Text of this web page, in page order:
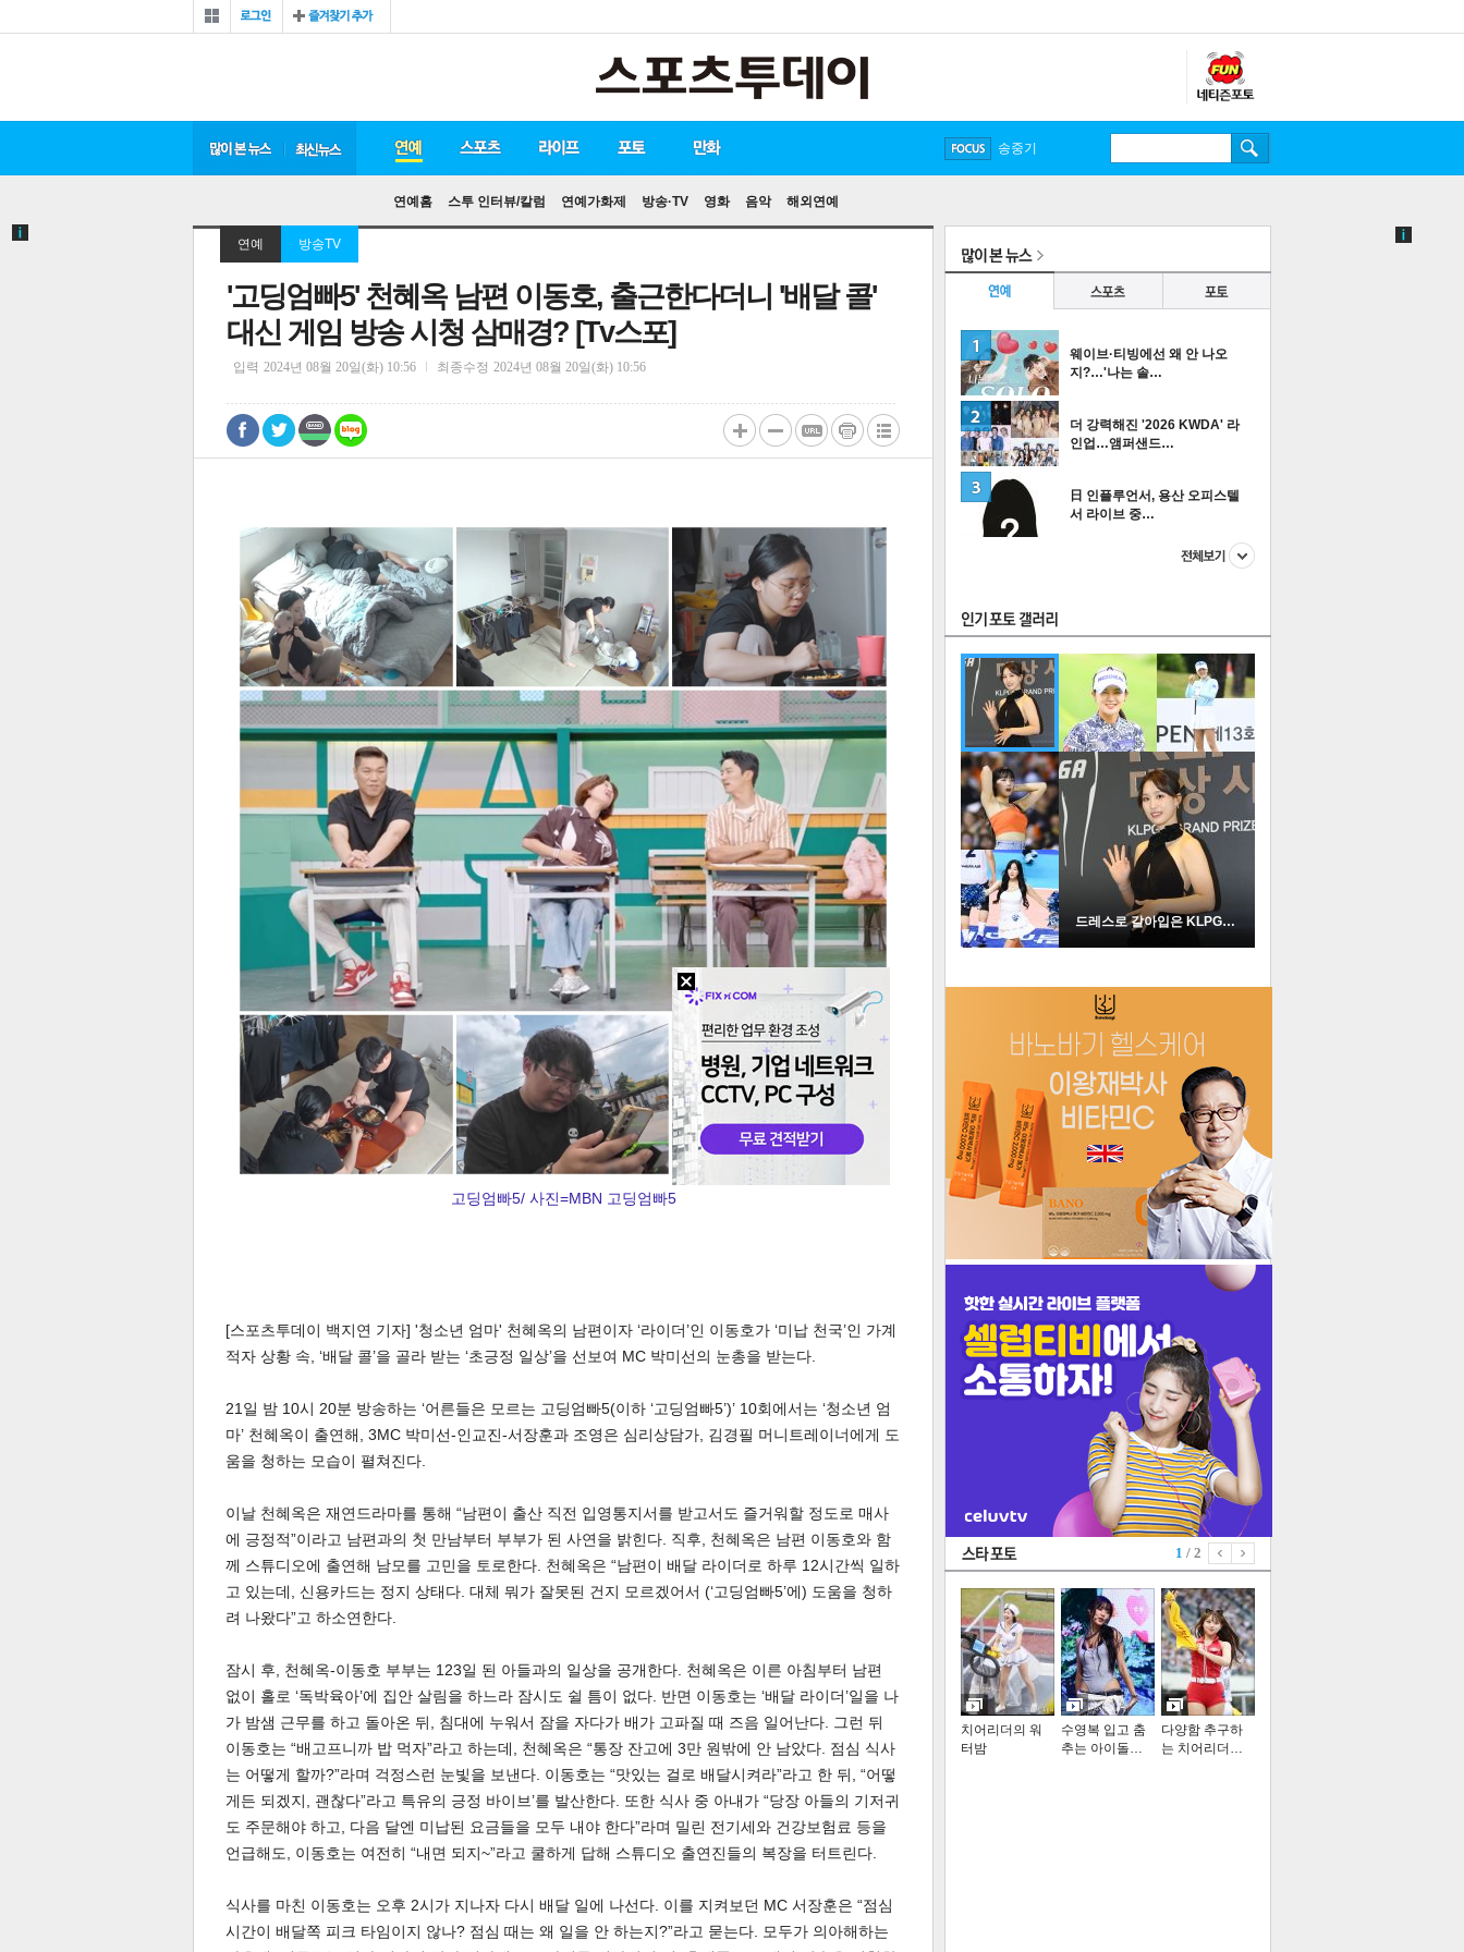
로그 즐겨찾기
많이 본 뉴스 최신 뉴스 연예
연예홈 스투 인터뷰/칼럼 연예가화제 방송·TV 영화 음악 해외연예
스포츠 라이프 포토
만화
FOCUS
송중기
연예 방송TV
'고딩엄빠5' 천혜옥 남편 이동호, 출근한다더니 '배달 콜'
대신 게임 방송 시청 삼매경? [Tv스포]
입력 2024년 08월 20일(화) 10:56 최종수정 2024년 08월 20일(화) 10:56
밴드 네이
0
텍스 텍스 url 복 인쇄 목록
고딩엄빠5/ 사진=MBN 고딩엄빠5
[스포츠투데이 백지연 기자] '청소년 엄마' 천혜옥의 남편이자 ‘라이더’인 이동호가 ‘미납 천국’인 가계
적자 상황 속, ‘배달 콜’을 골라 받는 ‘초긍정 일상’을 선보여 MC 박미선의 눈총을 받는다.
21일 밤 10시 20분 방송하는 ‘어른들은 모르는 고딩엄빠5(이하 ‘고딩엄빠5’)’ 10회에서는 ‘청소년 엄
마’ 천혜옥이 출연해, 3MC 박미선-인교진-서장훈과 조영은 심리상담가, 김경필 머니트레이너에게 도
움을 청하는 모습이 펼쳐진다.
이날 천혜옥은 재연드라마를 통해 “남편이 출산 직전 입영통지서를 받고서도 즐거워할 정도로 매사
에 긍정적”이라고 남편과의 첫 만남부터 부부가 된 사연을 밝힌다. 직후, 천혜옥은 남편 이동호와 함
께 스튜디오에 출연해 남모를 고민을 토로한다. 천혜옥은 “남편이 배달 라이더로 하루 12시간씩 일하
고 있는데, 신용카드는 정지 상태다. 대체 뭐가 잘못된 건지 모르겠어서 (‘고딩엄빠5’에) 도움을 청하
려 나왔다”고 하소연한다.
잠시 후, 천혜옥-이동호 부부는 123일 된 아들과의 일상을 공개한다. 천혜옥은 이른 아침부터 남편
없이 홀로 ‘독박육아’에 집안 살림을 하느라 잠시도 쉴 틈이 없다. 반면 이동호는 ‘배달 라이더’일을 나
가 밤샘 근무를 하고 돌아온 뒤, 침대에 누워서 잠을 자다가 배가 고파질 때 즈음 일어난다. 그런 뒤
이동호는 “배고프니까 밥 먹자”라고 하는데, 천혜옥은 “통장 잔고에 3만 원밖에 안 남았다. 점심 식사
는 어떻게 할까?”라며 걱정스런 눈빛을 보낸다. 이동호는 “맛있는 걸로 배달시켜라”라고 한 뒤, “어떻
게든 되겠지, 괜찮다”라고 특유의 긍정 바이브’를 발산한다. 또한 식사 중 아내가 “당장 아들의 기저귀
도 주문해야 하고, 다음 달엔 미납된 요금들을 모두 내야 한다”라며 밀린 전기세와 건강보험료 등을
언급해도, 이동호는 여전히 “내면 되지~”라고 쿨하게 답해 스튜디오 출연진들의 복장을 터트린다.
식사를 마친 이동호는 오후 2시가 지나자 다시 배달 일에 나선다. 이를 지켜보던 MC 서장훈은 “점심
시간이 배달쪽 피크 타임이지 않나? 점심 때는 왜 일을 안 하는지?”라고 묻는다. 모두가 의아해하는
많이 본 뉴스
연예
스포츠 포토
웨이브·티빙에선 왜 안 나오
지?…'나는 솔…
2
더 강력해진 '2026 KWDA' 라
인업…앰퍼샌드…
日 인플루언서, 용산 오피스텔
서 라이브 중…
더보기
인기포토
드레스로 갈아입은 KLPGA …
1 / 2
치어리더의 워
터밤
수영복 입고 춤
추는 아이돌…
다양함 추구하
는 치어리더…